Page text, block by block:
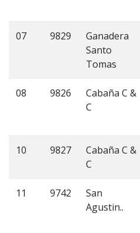
07 9829
Ganadera
Santo
Tomas
08 9826
Cabaña C &
C
10 9827
Cabaña C &
C
11 9742
San
Agustin..